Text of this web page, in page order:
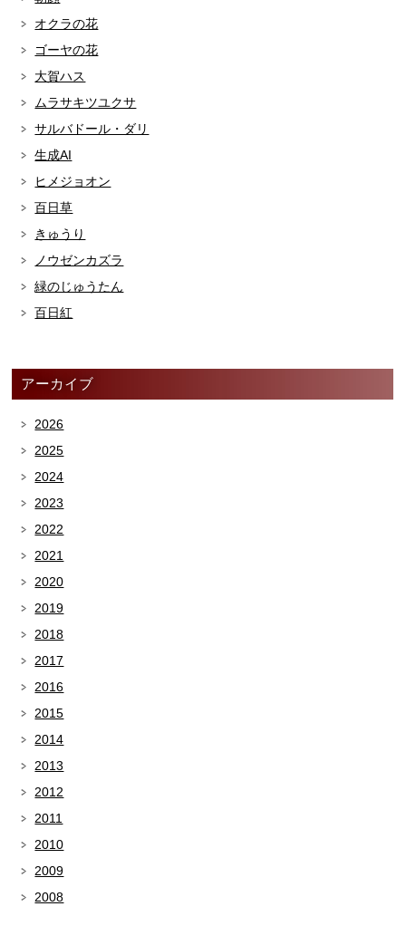
オクラの花
ゴーヤの花
大賀ハス
ムラサキツユクサ
サルバドール・ダリ
生成AI
ヒメジョオン
百日草
きゅうり
ノウゼンカズラ
緑のじゅうたん
百日紅
アーカイブ
2026
2025
2024
2023
2022
2021
2020
2019
2018
2017
2016
2015
2014
2013
2012
2011
2010
2009
2008